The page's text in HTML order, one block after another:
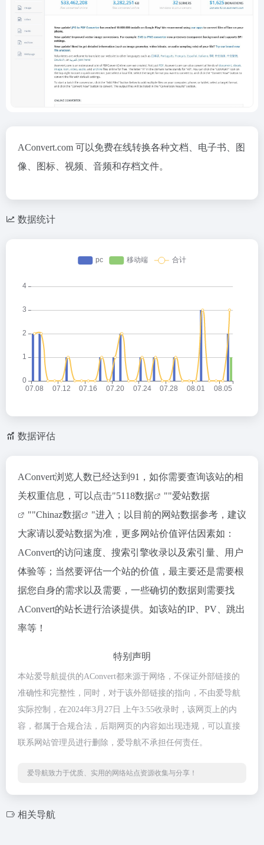
AConvert.com 可以免费在线转换各种文档、电子书、图
像、图标、视频、音频和存档文件。
数据统计
数据评估
AConvert浏览人数已经达到91，如你需要查询该站的相
关权重信息，可以点击"5118数据 ""爱站数据
""Chinaz数据
"进入；以目前的网站数据参考，建议
大家请以爱站数据为准，更多网站价值评估因素如：
AConvert的访问速度、搜索引擎收录以及索引量、用户
体验等；当然要评估一个站的价值，最主要还是需要根
据您自身的需求以及需要，一些确切的数据则需要找
AConvert的站长进行洽谈提供。如该站的IP、PV、跳出
率等！
特别声明
本站爱导航提供的AConvert都来源于网络，不保证外部链接的
准确性和完整性，同时，对于该外部链接的指向，不由爱导航
实际控制，在2024年3月27日 上午3:55收录时，该网页上的内
容，都属于合规合法，后期网页的内容如出现违规，可以直接
联系网站管理员进行删除，爱导航不承担任何责任。
爱导航致力于优质、实用的网络站点资源收集与分享！
相关导航